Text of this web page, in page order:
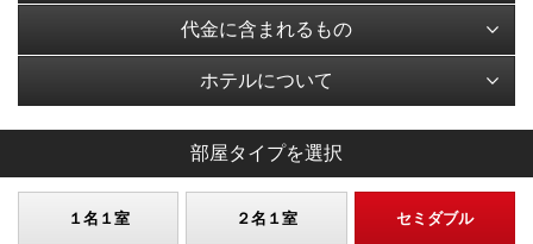
代金に含まれるもの
ホテルについて
部屋タイプを選択
１名１室 ２名１室 セミダブル